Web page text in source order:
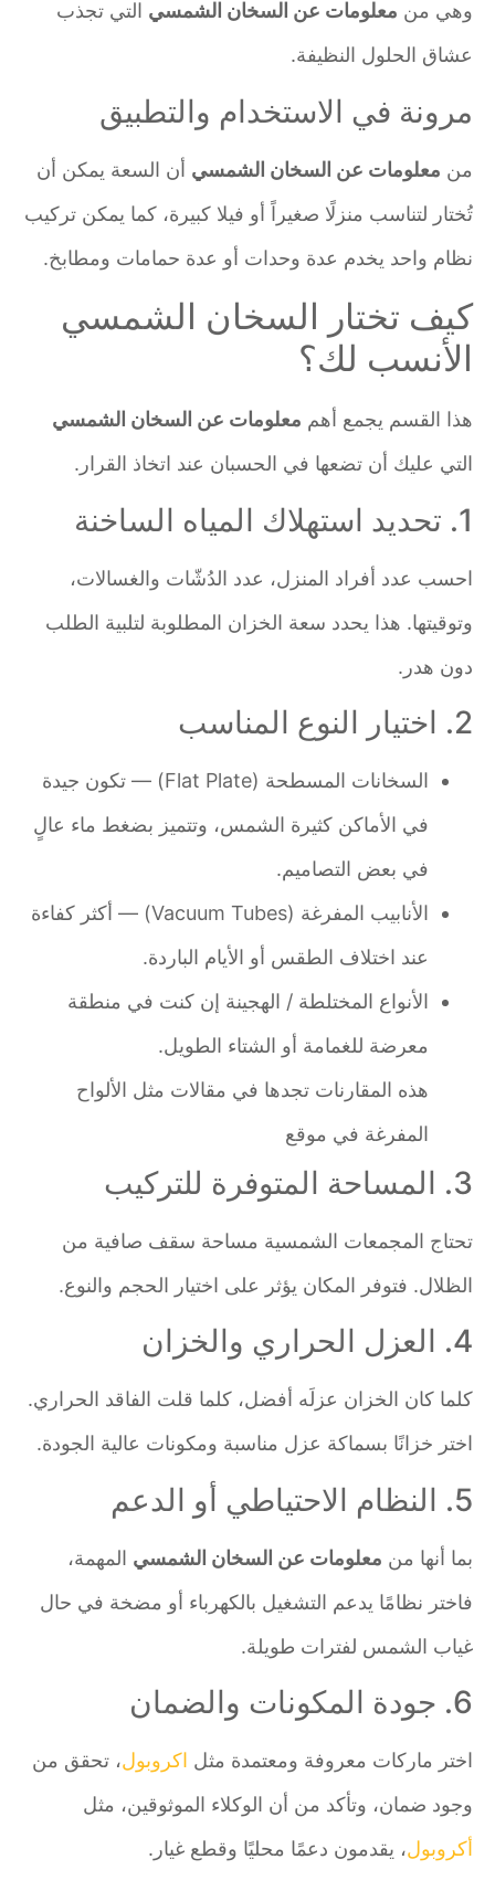
وهي منمعلومات عن السخان الشمسيالتي تجذب
عشاق الحلول النظيفة.
مرونة في الاستخدام والتطبيق
منمعلومات عن السخان الشمسيأن السعة يمكن أن
تُختار لتناسب منزلًا صغيراً أو فيلا كبيرة، كما يمكن تركيب
نظام واحد يخدم عدة وحدات أو عدة حمامات ومطابخ.
كيف تختار السخان الشمسي
الأنسب لك؟
هذا القسم يجمع أهممعلومات عن السخان الشمسي
التي عليك أن تضعها في الحسبان عند اتخاذ القرار.
احسب عدد أفراد المنزل، عدد الدُشّات والغسالات،
وتوقيتها. هذا يحدد سعة الخزان المطلوبة لتلبية الطلب
دون هدر.
السخانات المسطحة (Flat Plate) — تكون جيدة
في الأماكن كثيرة الشمس، وتتميز بضغط ماء عالٍ
في بعض التصاميم.
الأنابيب المفرغة (Vacuum Tubes) — أكثر كفاءة
عند اختلاف الطقس أو الأيام الباردة.
الأنواع المختلطة / الهجينة إن كنت في منطقة
معرضة للغمامة أو الشتاء الطويل.
هذه المقارنات تجدها في مقالات مثل الألواح
المفرغة في موقع
تحتاج المجمعات الشمسية مساحة سقف صافية من
الظلال. فتوفر المكان يؤثر على اختيار الحجم والنوع.
كلما كان الخزان عزلَه أفضل، كلما قلت الفاقد الحراري.
اختر خزانًا بسماكة عزل مناسبة ومكونات عالية الجودة.
بما أنها منمعلومات عن السخان الشمسيالمهمة،
فاختر نظامًا يدعم التشغيل بالكهرباء أو مضخة في حال
غياب الشمس لفترات طويلة.
اختر ماركات معروفة ومعتمدة مثلاكروبول، تحقق من
وجود ضمان، وتأكد من أن الوكلاء الموثوقين، مثل
أكروبول، يقدمون دعمًا محليًا وقطع غيار.